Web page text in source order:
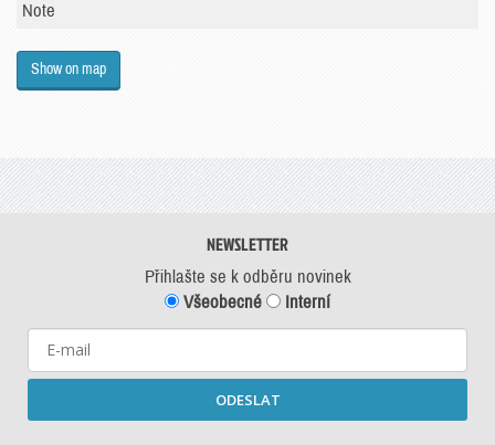
Note
Show on map
NEWSLETTER
Přihlašte se k odběru novinek
Všeobecné
Interní
ODESLAT